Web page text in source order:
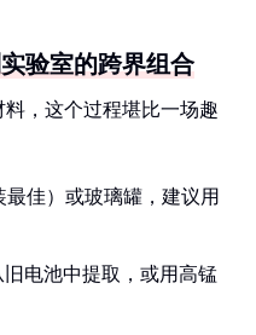
验室的跨界组合
，这个过程堪比一场趣
最佳）或玻璃罐，建议用
旧电池中提取，或用高锰